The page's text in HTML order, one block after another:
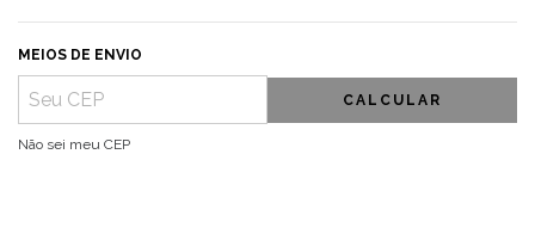
MEIOS DE ENVIO
CALCULAR
Não sei meu CEP